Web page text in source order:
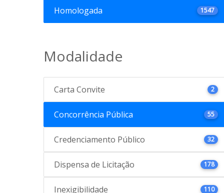
Homologada 1547
Modalidade
Carta Convite 2
Concorrência Pública 55
Credenciamento Público 32
Dispensa de Licitação 178
Inexigibilidade 110